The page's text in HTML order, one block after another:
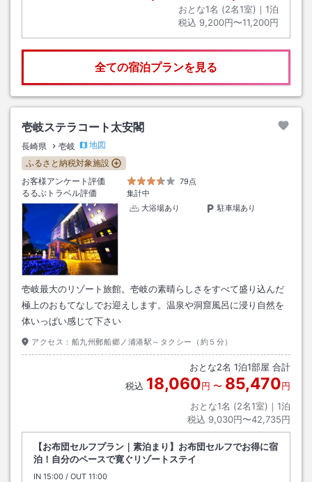
おとな1名 (2名1室)｜ 1泊
税込 9,200円〜11,200円
全ての宿泊プランを見る
壱岐ステラコート太安閣
長崎県 壱岐
地図
ふるさと納税対象施設
お客様アンケート評価
79点
るるぶトラベル評価
集計中
大浴場あり
駐車場あり
壱岐最大のリゾート旅館。壱岐の素晴らしさをすべて盛り込んだ
極上のおもてなしでお迎えします。温泉や洞窟風呂に浸り自然を
体いっぱい感じて下さい
アクセス： 船九州郵船郷ノ浦港駅～タクシー（約５分）
おとな2名 1泊1部屋 合計
税込 18,060円 〜 85,470円
おとな1名 (2名1室)｜ 1泊
税込 9,030円〜42,735円
【お布団セルフプラン｜素泊まり】お布団セルフでお得に宿
泊！自分のペースで寛ぐリゾートステイ
IN チェックイン
15:00 / OUT チェックアウト
11:00